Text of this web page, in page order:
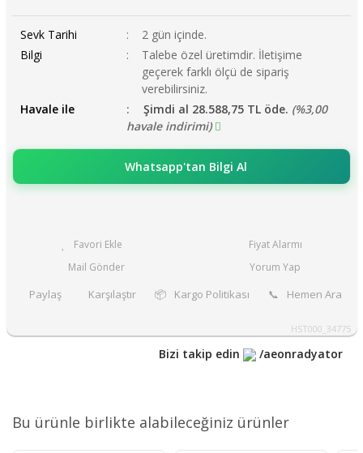
Sevk Tarihi
2 gün içinde.
Bilgi
Talebe özel üretimdir. İletişime
geçerek farklı ölçü de sipariş
verebilirsiniz.
Havale ile
Şimdi al 28.588,75 TL öde. (%3,00
havale indirimi)
Whatsapp'tan Bilgi Al
Fiyat Alarmı
Mail Gönder
Yorum Yap
Paylaş Karşılaştır 📦 Kargo Politikası 📞 Hemen Ara
HST000_34775
Bizi takip edin /aeonradyator
Bu ürünle birlikte alabileceğiniz ürünler